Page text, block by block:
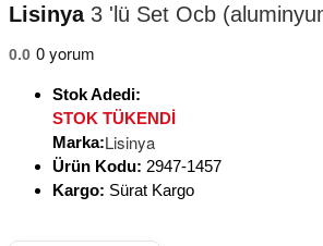
Lisinya3 'lü Set Ocb
0.0 0 yorum
Stok Adedi:
STOK TÜKENDİ
Marka:Lisinya
Ürün Kodu: 2947-1457
Kargo: Sürat Kargo